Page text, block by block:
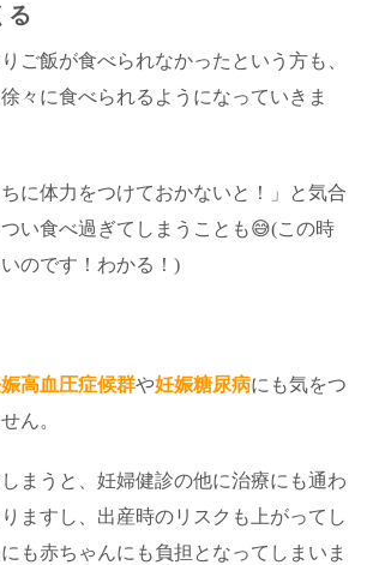
る
ご飯が食べられなかったという方も、
々に食べられるようになっていきま
に体力をつけておかないと！」と気合
い食べ過ぎてしまうことも😅(この時
のです！わかる！)
高血圧症候群や妊娠糖尿病にも気をつ
ん。
まうと、妊婦健診の他に治療にも通わ
ますし、出産時のリスクも上がってし
も赤ちゃんにも負担となってしまいま